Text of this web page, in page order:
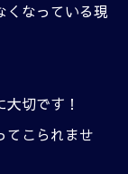
くなっている現
切です！
てこられませ